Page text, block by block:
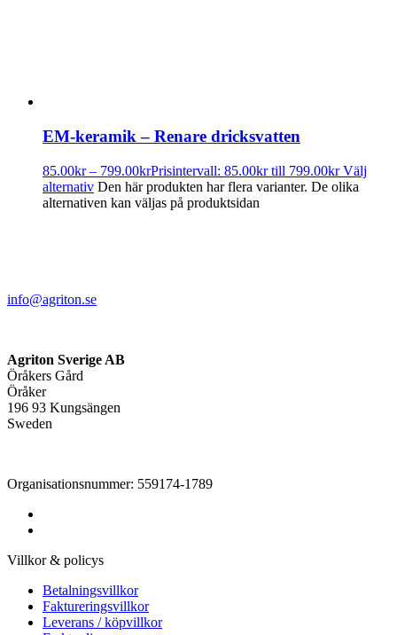
EM-keramik – Renare dricksvatten
85.00kr – 799.00krPrisintervall: 85.00kr till 799.00kr Välj
alternativ Den här produkten har flera varianter. De olika
alternativen kan väljas på produktsidan
info@agriton.se
Agriton Sverige AB
Öråkers Gård
Öråker
196 93 Kungsängen
Sweden
Organisationsnummer: 559174-1789
Villkor & policys
Betalningsvillkor
Faktureringsvillkor
Leverans / köpvillkor